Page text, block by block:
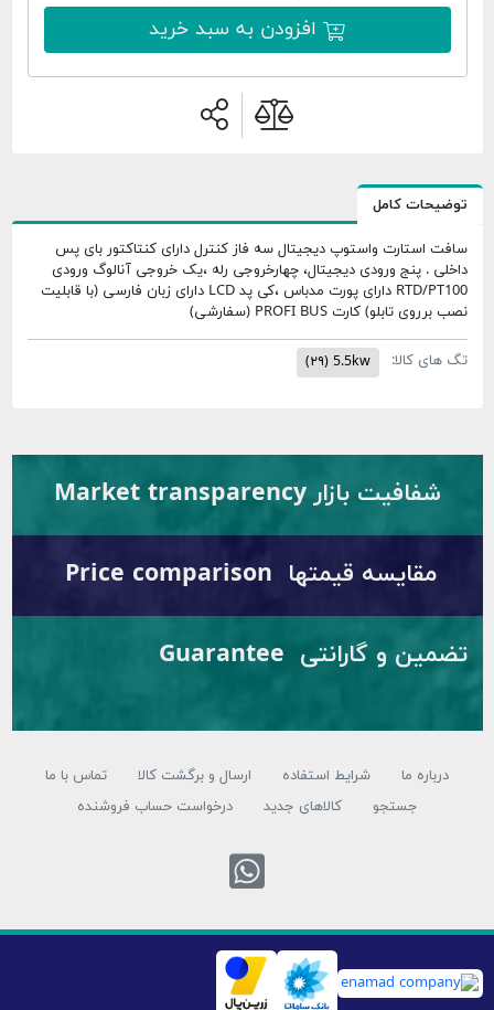
افزودن به سبد خرید
توضیحات کامل
سافت استارت واستوپ دیجیتال سه فاز کنترل دارای کنتاکتور بای پس
داخلی . پنج ورودی دیجیتال، چهارخروجی رله ،یک خروجی آنالوگ ورودی
RTD/PT100 دارای پورت مدباس ،کی پد LCD دارای زبان فارسی (با قابلیت
نصب برروی تابلو) کارت PROFI BUS (سفارشی)
تگ های کالا: 5.5kw (۲۹)
شفافیت بازار Market transparency
مقایسه قیمتها Price comparison
درباره ما شرایط استفاده ارسال و برگشت کالا
تماس با ما
جستجو
کالاهای جدید درخواست حساب فروشنده
تماس با واتس